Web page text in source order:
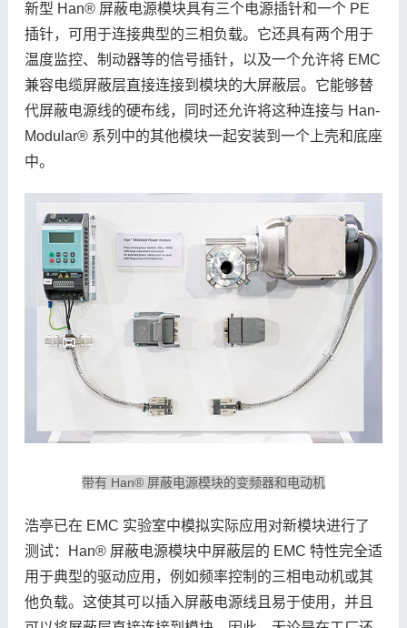
新型 Han® 屏蔽电源模块具有三个电源插针和一个 PE
插针，可用于连接典型的三相负载。它还具有两个用于
温度监控、制动器等的信号插针，以及一个允许将 EMC
兼容电缆屏蔽层直接连接到模块的大屏蔽层。它能够替
代屏蔽电源线的硬布线，同时还允许将这种连接与 Han-
Modular® 系列中的其他模块一起安装到一个上壳和底座
中。
带有 Han® 屏蔽电源模块的变频器和电动机
浩亭已在 EMC 实验室中模拟实际应用对新模块进行了
测试：Han® 屏蔽电源模块中屏蔽层的 EMC 特性完全适
用于典型的驱动应用，例如频率控制的三相电动机或其
他负载。这使其可以插入屏蔽电源线且易于使用，并且